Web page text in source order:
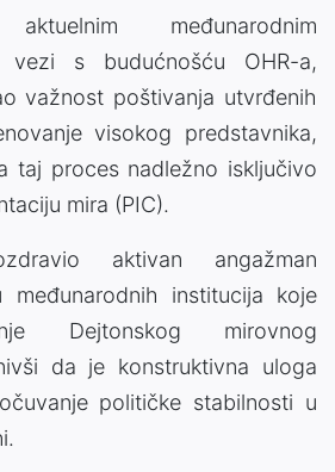
međunarodnim
vezi s budućnošću OHR-a,
važnost poštivanja utvrđenih
visokog predstavnika,
taj proces nadležno isključivo
mira (PIC).
aktivan angažman
međunarodnih institucija koje
Dejtonskog mirovnog
da je konstruktivna uloga
političke stabilnosti u